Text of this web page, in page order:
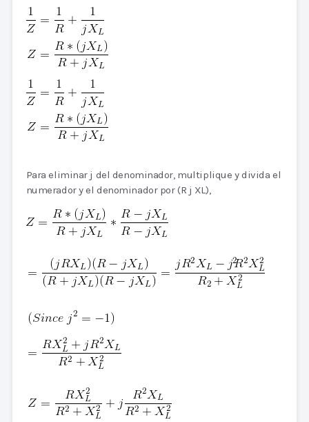
Para eliminar j del denominador, multiplique y divida el
numerador y el denominador por (R j XL),